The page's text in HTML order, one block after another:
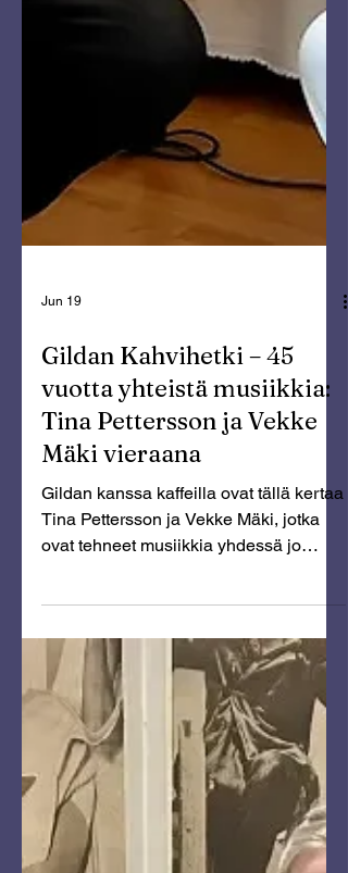
Jun 19
Gildan Kahvihetki – 45
vuotta yhteistä musiikkia:
Mäki vieraana
Gildan kanssa kaffeilla ovat tällä kertaa
Tina Pettersson ja Vekke Mäki, jotka
ovat tehneet musiikkia yhdessä jo
huikeat 45 vuotta.